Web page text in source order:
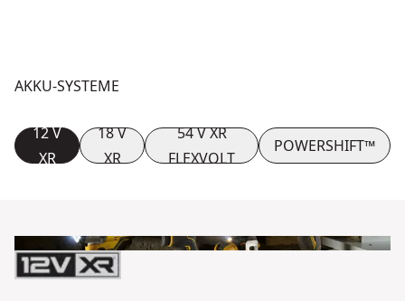
AKKU-SYSTEME
12 V
XR
18 V
XR
54 V XR
FLEXVOLT
POWERSHIFT™